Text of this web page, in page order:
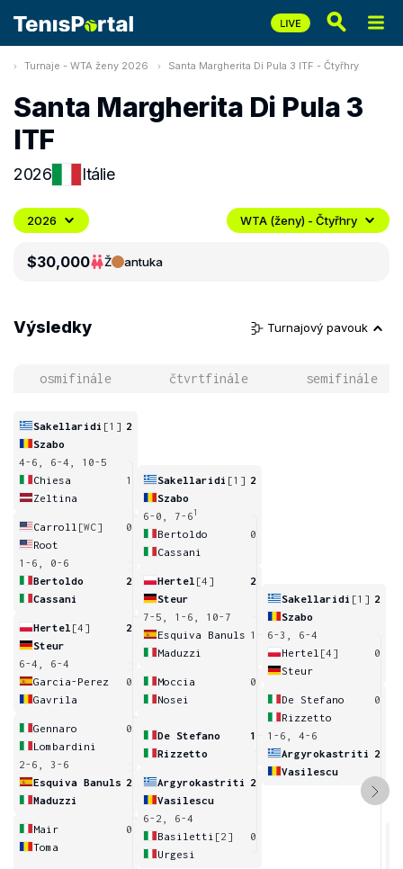
Turnaje - WTA ženy 2026 Santa Margherita Di Pula 3 ITF - Čtyřhry
Santa Margherita Di Pula 3
ITF
2026 Itálie
2026 WTA (ženy) - Čtyřhry
$30,000 Ž antuka
Výsledky Turnajový pavouk
osmifinále čtvrtfinále semifinále
Sakellaridi [1] 2
Szabo
4-6, 6-4, 10-5
Chiesa
1
Zeltina
Carroll [WC]
0
Root
1-6, 0-6
Bertoldo
2
Cassani
Hertel [4]
2
Steur
6-4, 6-4
Garcia-Perez
0
Gavrila
Gennaro
0
Lombardini
2-6, 3-6
Esquiva Banuls 2
Maduzzi
Mair
0
Toma
Sakellaridi [1] 2
Szabo
6-0, 7-6 1
Bertoldo
0
Cassani
Hertel [4]
2
Steur
7-5, 1-6, 10-7
Esquiva Banuls 1
Maduzzi
Moccia
0
Nosei
De Stefano
1
Rizzetto
Argyrokastriti
2
Vasilescu
6-2, 6-4
Basiletti [2]
0
Urgesi
Sakellaridi [1] 2
Szabo
6-3, 6-4
Hertel [4]
0
Steur
De Stefano
0
Rizzetto
1-6, 4-6
Argyrokastriti
2
Vasilescu